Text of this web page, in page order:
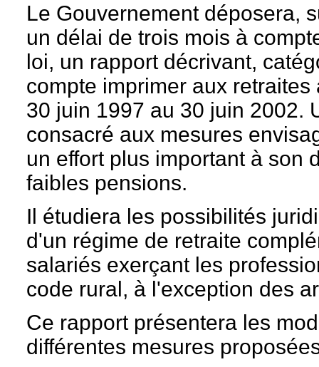
Le Gouvernement déposera,
un délai de trois mois à
loi, un rapport décrivant,
compte imprimer aux
30 juin 1997 au 30 juin 2002.
consacré aux mesures
un effort plus important à son
faibles pensions.
Il étudiera les possibilités
d'un régime de retraite
salariés exerçant les
code rural, à l'exception des
Ce rapport présentera les
différentes mesures